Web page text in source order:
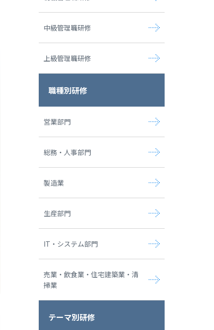
中級管理職研修
上級管理職研修
職種別研修
営業部門
総務・人事部門
製造業
生産部門
IT・システム部門
売業・飲食業・住宅建築業・清
掃業
テーマ別研修